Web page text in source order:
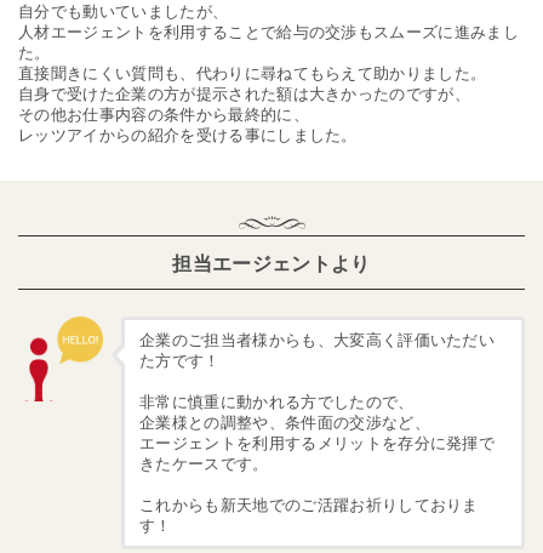
自分でも動いていましたが、
人材エージェントを利用することで給与の交渉もスムーズに進みまし
た。
直接聞きにくい質問も、代わりに尋ねてもらえて助かりました。
自身で受けた企業の方が提示された額は大きかったのですが、
その他お仕事内容の条件から最終的に、
レッツアイからの紹介を受ける事にしました。
担当エージェントより
企業のご担当者様からも、大変高く評価いただい
た方です！
非常に慎重に動かれる方でしたので、
企業様との調整や、条件面の交渉など、
エージェントを利用するメリットを存分に発揮で
きたケースです。
これからも新天地でのご活躍お祈りしておりま
す！